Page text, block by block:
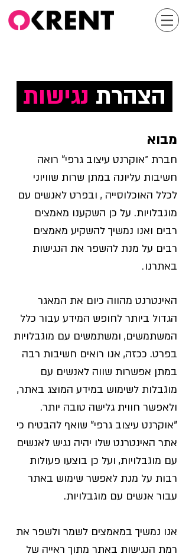
הצהרת נגישות
מבוא
חברת ״אוקרנט עיצוב גרפי" רואה
חשיבות עליונה במתן שרות שוויוני
לכלל האוכלוסייה , ובפרט לאנשים עם
מוגבלויות. על כן השקענו מאמצים
רבים ואנו נמשיך להשקיע מאמצים
רבים על מנת להשפר את הנגישות
באתרנו.
האינטרנט מהווה כיום את המאגר
הגדול ביותר לחופש המידע עבור כלל
המשתמשים, ומשתמשים עם מוגבלויות
בפרט. ככזה, אנו רואים חשיבות רבה
במתן אפשרות שווה לאנשים עם
מוגבלות לשימוש במידע המוצג באתר,
ולאפשר חווית גלישה טובה יותר.
"אוקרנט עיצוב גרפי" שואף להבטיח כי
אתר האינטרנט שלו יהיה נגיש לאנשים
עם מוגבלויות, ועל כן בוצעו פעולות
רבות על מנת לאפשר שימוש באתר
עבור אנשים עם מוגבלויות.
אנו נמשיך במאמצים לשמר ולשפר את
רמת הנגישות באתר מתוך ראייה של